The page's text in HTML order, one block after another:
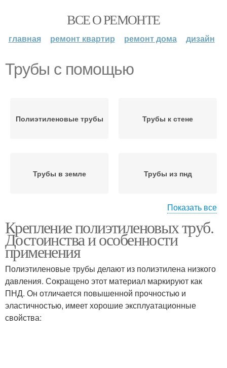
ВСЕ О РЕМОНТЕ
главная ремонт квартир ремонт дома дизайн
Трубы с помощью
Полиэтиленовые трубы Трубы к стене
Трубы в земле Трубы из пнд
трубой
полиэтиленовых труб
Фитинги для трубы
Водопровод из
полипропиленовых
труб
Показать все
Крепление полиэтиленовых труб.
Достоинства и особенности
применения
Полиэтиленовые трубы делают из полиэтилена низкого
давления. Сокращено этот материал маркируют как
ПНД. Он отличается повышенной прочностью и
эластичностью, имеет хорошие эксплуатационные
свойства: